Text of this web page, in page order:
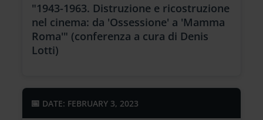
"1943-1963. Distruzione e ricostruzione
nel cinema: da 'Ossessione' a 'Mamma
Roma'" (conferenza a cura di Denis
Lotti)
DATE: FEBRUARY 3, 2023